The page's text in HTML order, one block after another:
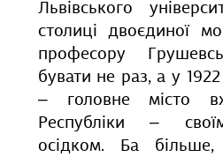
Львівського
столиці двоєдиної
професору
бувати не раз, а у
‒ головне місто
Республіки ‒
осідком. Ба